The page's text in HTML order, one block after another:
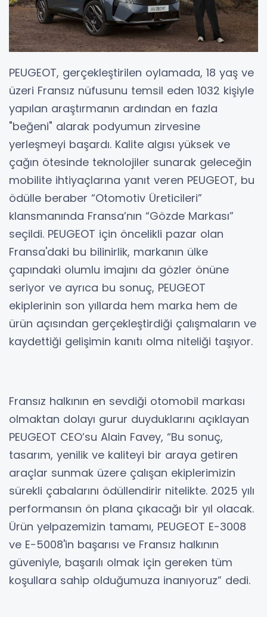
PEUGEOT, gerçekleştirilen oylamada, 18 yaş ve
üzeri Fransız nüfusunu temsil eden 1032 kişiyle
yapılan araştırmanın ardından en fazla
"beğeni" alarak podyumun zirvesine
yerleşmeyi başardı. Kalite algısı yüksek ve
çağın ötesinde teknolojiler sunarak geleceğin
mobilite ihtiyaçlarına yanıt veren PEUGEOT, bu
ödülle beraber “Otomotiv Üreticileri”
klansmanında Fransa’nın “Gözde Markası”
seçildi. PEUGEOT için öncelikli pazar olan
Fransa'daki bu bilinirlik, markanın ülke
çapındaki olumlu imajını da gözler önüne
seriyor ve ayrıca bu sonuç, PEUGEOT
ekiplerinin son yıllarda hem marka hem de
ürün açısından gerçekleştirdiği çalışmaların ve
kaydettiği gelişimin kanıtı olma niteliği taşıyor.
Fransız halkının en sevdiği otomobil markası
olmaktan dolayı gurur duyduklarını açıklayan
PEUGEOT CEO’su Alain Favey, “Bu sonuç,
tasarım, yenilik ve kaliteyi bir araya getiren
araçlar sunmak üzere çalışan ekiplerimizin
sürekli çabalarını ödüllendirir nitelikte. 2025 yılı
performansın ön plana çıkacağı bir yıl olacak.
Ürün yelpazemizin tamamı, PEUGEOT E-3008
ve E-5008'in başarısı ve Fransız halkının
güveniyle, başarılı olmak için gereken tüm
koşullara sahip olduğumuza inanıyoruz” dedi.